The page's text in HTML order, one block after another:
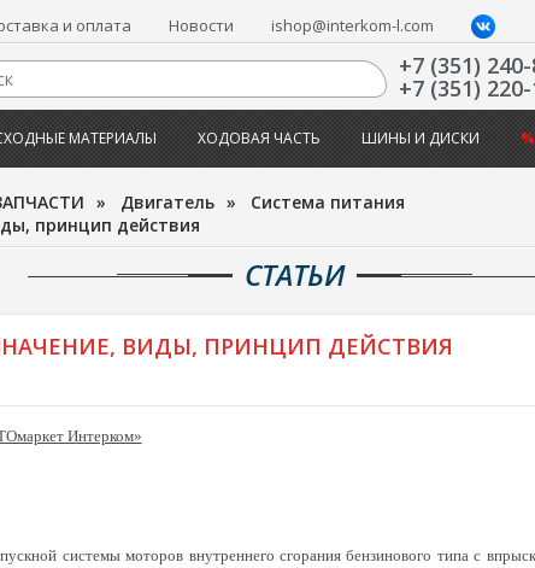
и оплата Новости ishop@interkom-l.com
+7 (351)
+7 (351)
МАТЕРИАЛЫ ХОДОВАЯ ЧАСТЬ ШИНЫ И ДИСКИ
» Двигатель » Система питания
принцип действия
СТАТЬИ
ВИДЫ, ПРИНЦИП ДЕЙСТВИЯ
Интерком»
системы моторов внутреннего сгорания бензинового типа с